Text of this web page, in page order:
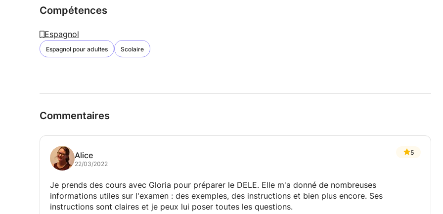
Compétences
Espagnol
Espagnol pour adultes Scolaire
Commentaires
Alice
22/03/2022
5
Je prends des cours avec Gloria pour préparer le DELE. Elle m'a donné de nombreuses
informations utiles sur l'examen : des exemples, des instructions et bien plus encore. Ses
instructions sont claires et je peux lui poser toutes les questions.